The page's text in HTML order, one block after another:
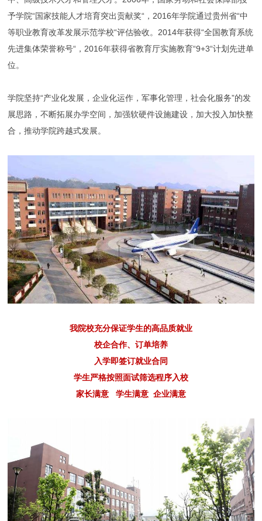
予学院“国家技能人才培育突出贡献奖“，2016年学院通过贵州省“中
等职业教育改革发展示范学校“评估验收。2014年获得“全国教育系统
先进集体荣誉称号“，2016年获得省教育厅实施教育“9+3“计划先进单
位。
学院坚持“产业化发展，企业化运作，军事化管理，社会化服务”的发
展思路，不断拓展办学空间，加强软硬件设施建设，加大投入加快整
合，推动学院跨越式发展。
我院校充分保证学生的高品质就业
校企合作、订单培养
入学即签订就业合同
学生严格按照面试筛选程序入校
家长满意 学生满意 企业满意